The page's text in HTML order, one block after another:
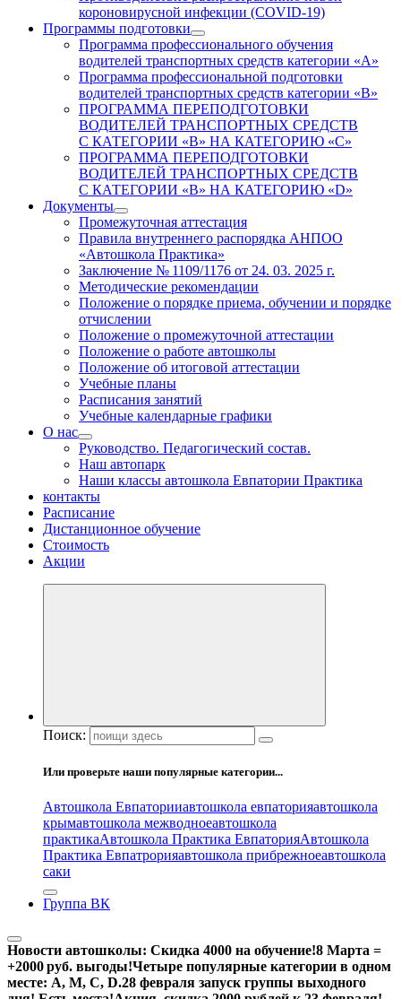
короновирусной инфекции (COVID-19)
Программы подготовки
Программа профессионального обучения
водителей транспортных средств категории «А»
Программа профессиональной подготовки
водителей транспортных средств категории «В»
ПРОГРАММА ПЕРЕПОДГОТОВКИ
ВОДИТЕЛЕЙ ТРАНСПОРТНЫХ СРЕДСТВ
С КАТЕГОРИИ «B» НА КАТЕГОРИЮ «C»
ПРОГРАММА ПЕРЕПОДГОТОВКИ
ВОДИТЕЛЕЙ ТРАНСПОРТНЫХ СРЕДСТВ
С КАТЕГОРИИ «B» НА КАТЕГОРИЮ «D»
Документы
Промежуточная аттестация
Правила внутреннего распорядка АНПОО
«Автошкола Практика»
Заключение № 1109/1176 от 24. 03. 2025 г.
Методические рекомендации
Положение о порядке приема, обучении и порядке
отчислении
Положение о промежуточной аттестации
Положение о работе автошколы
Положение об итоговой аттестации
Учебные планы
Расписания занятий
Учебные календарные графики
О нас
Руководство. Педагогический состав.
Наш автопарк
Наши классы автошкола Евпатории Практика
контакты
Расписание
Дистанционное обучение
Стоимость
Акции
Поиск:
Или проверьте наши популярные категории...
Автошкола Евпаторииавтошкола евпаторияавтошкола
крымавтошкола межводноеавтошкола
практикаАвтошкола Практика ЕвпаторияАвтошкола
Практика Евпатрорияавтошкола прибрежноеавтошкола
саки
Группа ВК
Новости автошколы: Скидка 4000 на обучение!8 Марта =
+2000 руб. выгоды!Четыре популярные категории в одном
месте: А, М, С, D.28 февраля запуск группы выходного